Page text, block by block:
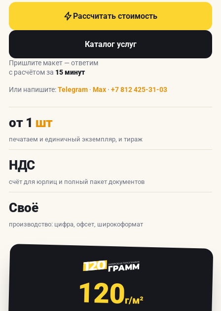
Рассчитать стоимость
Каталог услуг
Пришлите макет — ответим
с расчётом за 15 минут
Или напишите:Telegram · Max · +7 812 425-31-03
от 1 шт
печатаем и единичный экземпляр, и тираж
НДС
счёт для юрлиц и полный пакет документов
Своё
производство: цифра, офсет, широкоформат
120г/м²